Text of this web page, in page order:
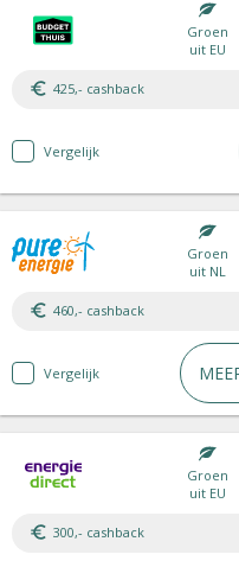
Groen
uit EU
425,- cashback
Vergelijk
Groen
uit NL
460,- cashback
Vergelijk
Groen
uit EU
300,- cashback